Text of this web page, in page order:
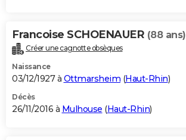
Francoise SCHOENAUER (88 ans)
Créer une cagnotte obsèques
Naissance
03/12/1927 à Ottmarsheim (Haut-Rhin)
Décès
26/11/2016 à Mulhouse (Haut-Rhin)